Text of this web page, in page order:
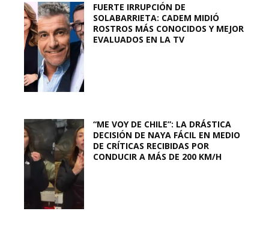
FUERTE IRRUPCIÓN DE
SOLABARRIETA: CADEM MIDIÓ
ROSTROS MÁS CONOCIDOS Y MEJOR
EVALUADOS EN LA TV
“ME VOY DE CHILE”: LA DRÁSTICA
DECISIÓN DE NAYA FÁCIL EN MEDIO
DE CRÍTICAS RECIBIDAS POR
CONDUCIR A MÁS DE 200 KM/H